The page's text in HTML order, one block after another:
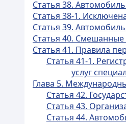
Статья 38.
Статья 38-1.
Статья 39.
Статья 40. Смешанные
Статья 41. Правила
Статья 41-1.
услуг
Глава 5.
Статья 42.
Статья 43.
Статья 44.